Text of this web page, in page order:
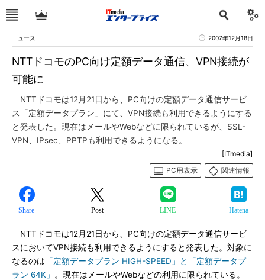
ニュース 2007年12月18日
NTTドコモのPC向け定額データ通信、VPN接続が
可能に
NTTドコモは12月21日から、PC向けの定額データ通信サービ
ス「定額データプラン」にて、VPN接続も利用できるようにする
と発表した。現在はメールやWebなどに限られているが、SSL-
VPN、IPsec、PPTPも利用できるようになる。
[ITmedia]
PC用表示
関連情報
Share Post LINE Hatena
NTTドコモは12月21日から、PC向けの定額データ通信サービ
スにおいてVPN接続も利用できるようにすると発表した。対象に
なるのは 「定額データプラン HIGH-SPEED」と「定額データプ
ラン 64K」
。現在はメールやWebなどの利用に限られている。